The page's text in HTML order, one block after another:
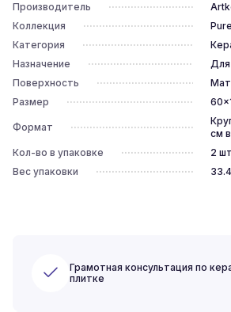
Производитель
Коллекция
Категория
Назначение
Для
Поверхность
Размер
Формат
см
Кол-во в упаковке
2 шт
Вес упаковки
Грамотная консультация по
плитке